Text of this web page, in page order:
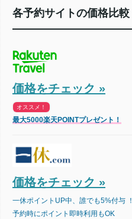
各予約サイトの価格比較
価格をチェック »
オススメ！
最大5000楽天POINTプレゼント！
価格をチェック »
一休ポイントUP中、誰でも5%付与 ！
予約時にポイント即時利用もOK